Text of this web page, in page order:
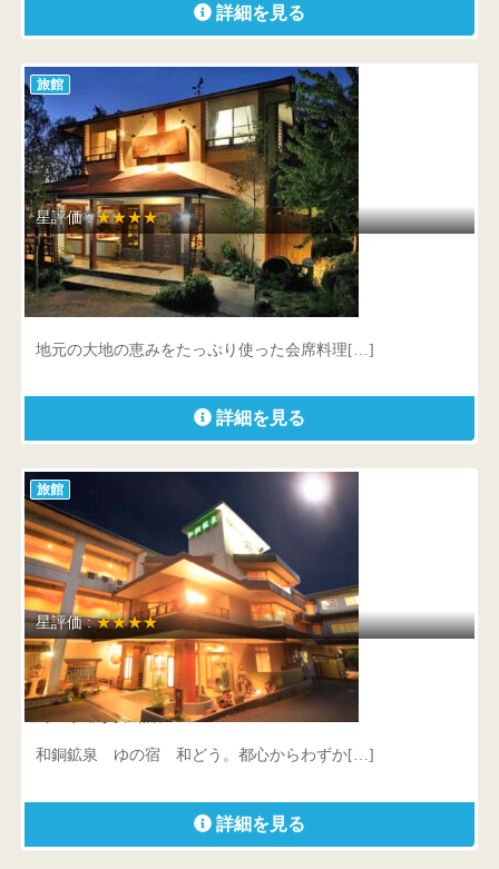
詳細を見る
旅館
星評価 :★★★★
小さなホテル セラヴィ
埼玉県 秩父郡長瀞町井戸419-1
地元の大地の恵みをたっぷり使った会席料理[…]
詳細を見る
旅館
星評価 :★★★★
和銅鉱泉 ゆの宿 和どう
埼玉県 秩父市黒谷813
和銅鉱泉 ゆの宿 和どう。都心からわずか[…]
詳細を見る